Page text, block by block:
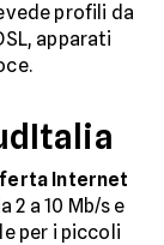
profili da
apparati
Internet
a 10 Mb/s e
per i piccoli